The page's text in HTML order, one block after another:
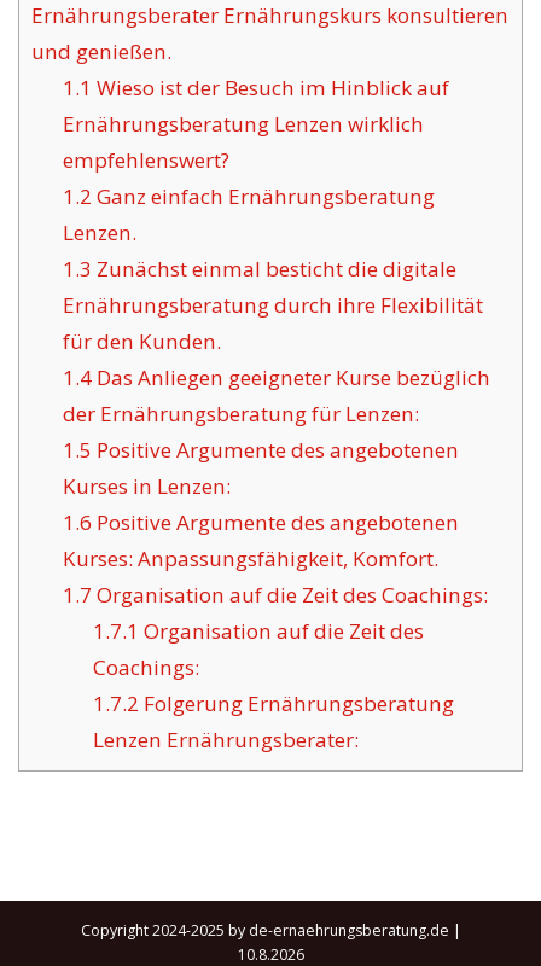
Ernährungsberater Ernährungskurs konsultieren
und genießen.
1.1 Wieso ist der Besuch im Hinblick auf
Ernährungsberatung Lenzen wirklich
empfehlenswert?
1.2 Ganz einfach Ernährungsberatung
Lenzen.
1.3 Zunächst einmal besticht die digitale
Ernährungsberatung durch ihre Flexibilität
für den Kunden.
1.4Das Anliegen geeigneter Kurse bezüglich
der Ernährungsberatung für Lenzen:
1.5 Positive Argumente des angebotenen
Kurses in Lenzen:
1.6 Positive Argumente des angebotenen
Kurses: Anpassungsfähigkeit, Komfort.
1.7 Organisation auf die Zeit des Coachings:
1.7.1 Organisation auf die Zeit des
Coachings:
1.7.2 Folgerung Ernährungsberatung
Lenzen Ernährungsberater:
Copyright 2024-2025 by de-ernaehrungsberatung.de |
10.8.2026